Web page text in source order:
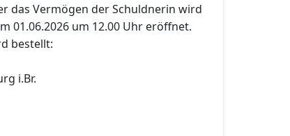
das Vermögen der Schuldnerin wird
01.06.2026 um 12.00 Uhr eröffnet.
bestellt:
i.Br.